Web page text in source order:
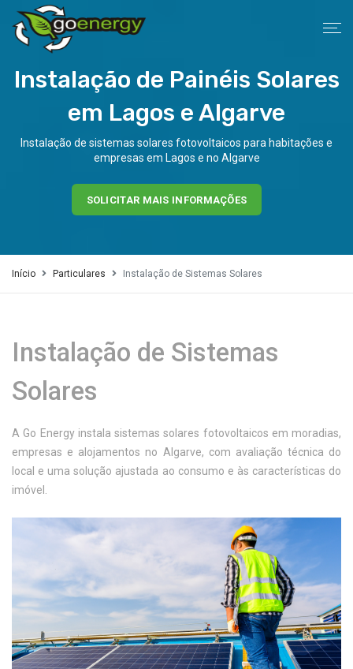
Instalação de Painéis Solares
em Lagos e Algarve
Instalação de sistemas solares fotovoltaicos para habitações e
empresas em Lagos e no Algarve
SOLICITAR MAIS INFORMAÇÕES
Início Particulares Instalação de Sistemas Solares
Instalação de Sistemas
Solares
A Go Energy instala sistemas solares fotovoltaicos em moradias,
empresas e alojamentos no Algarve, com avaliação técnica do
local e uma solução ajustada ao consumo e às características do
imóvel.